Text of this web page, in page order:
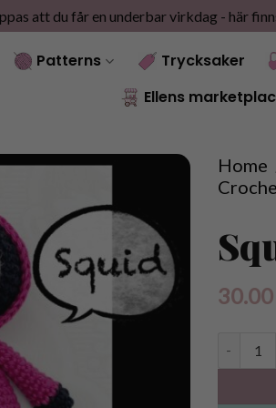
att du får en underbar virkdag - här
Patterns Trycksaker
Ellens
Home
30.00